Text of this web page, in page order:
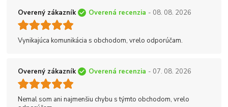
Overený zákazník Overená recenzia - 08. 08. 2026
Vynikajúca komunikácia s obchodom, vrelo odporúčam.
Overený zákazník Overená recenzia - 07. 08. 2026
Nemal som ani najmenšiu chybu s týmto obchodom, vrelo